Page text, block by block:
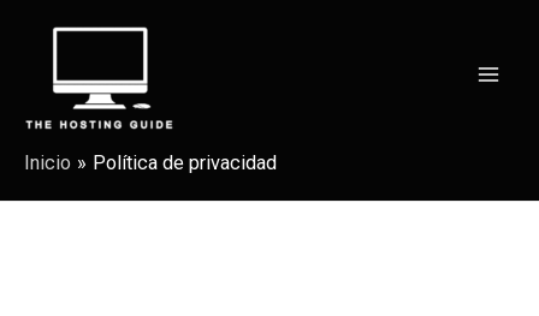
contenido
Inicio Política de privacidad